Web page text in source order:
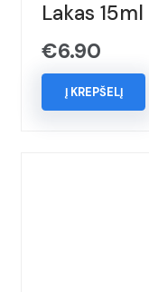
Lakas 15ml
€6.90
Į KREPŠELĮ